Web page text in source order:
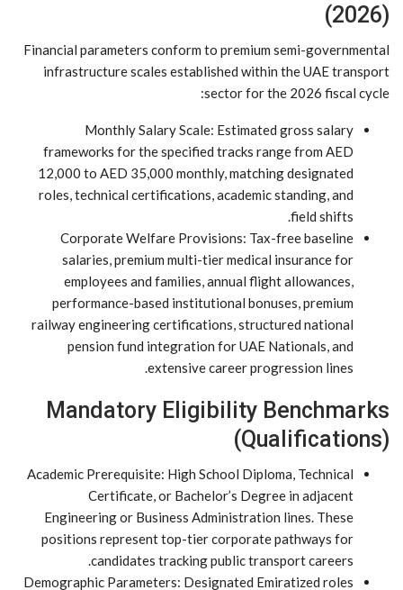
(2026)
Financial parameters conform to premium semi-governmental
infrastructure scales established within the UAE transport
sector for the 2026 fiscal cycle:
Monthly Salary Scale: Estimated gross salary
frameworks for the specified tracks range from AED
12,000 to AED 35,000 monthly, matching designated
roles, technical certifications, academic standing, and
field shifts.
Corporate Welfare Provisions: Tax-free baseline
salaries, premium multi-tier medical insurance for
employees and families, annual flight allowances,
performance-based institutional bonuses, premium
railway engineering certifications, structured national
pension fund integration for UAE Nationals, and
extensive career progression lines.
Mandatory Eligibility Benchmarks
(Qualifications)
Academic Prerequisite: High School Diploma, Technical
Certificate, or Bachelor’s Degree in adjacent
Engineering or Business Administration lines. These
positions represent top-tier corporate pathways for
candidates tracking public transport careers.
Demographic Parameters: Designated Emiratized roles